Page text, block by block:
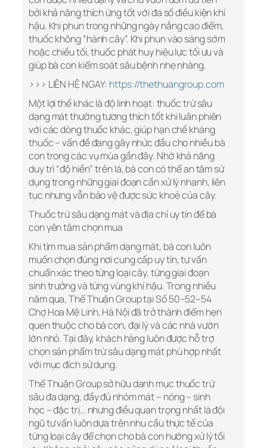
bởi khả năng thích ứng tốt với đa số điều kiện khí
hậu. Khi phun trong những ngày nắng cao điểm,
thuốc không “hành cây”. Khi phun vào sáng sớm
hoặc chiều tối, thuốc phát huy hiệu lực tối ưu và
giúp bà con kiểm soát sâu bệnh nhẹ nhàng.
>>> LIÊN HỆ NGAY: https://thethuangroup.com
Một lợi thế khác là độ linh hoạt: thuốc trừ sâu
dạng mát thường tương thích tốt khi luân phiên
với các dòng thuốc khác, giúp hạn chế kháng
thuốc – vấn đề đang gây nhức đầu cho nhiều bà
con trong các vụ mùa gần đây. Nhờ khả năng
duy trì “độ hiền” trên lá, bà con có thể an tâm sử
dụng trong những giai đoạn cần xử lý nhanh, liên
tục nhưng vẫn bảo vệ được sức khoẻ của cây.
Thuốc trừ sâu dạng mát và địa chỉ uy tín để bà
con yên tâm chọn mua
Khi tìm mua sản phẩm dạng mát, bà con luôn
muốn chọn đúng nơi cung cấp uy tín, tư vấn
chuẩn xác theo từng loại cây, từng giai đoạn
sinh trưởng và từng vùng khí hậu. Trong nhiều
năm qua, Thể Thuận Group tại Số 50–52–54
Chợ Hoa Mê Linh, Hà Nội đã trở thành điểm hẹn
quen thuộc cho bà con, đại lý và các nhà vườn
lớn nhỏ. Tại đây, khách hàng luôn được hỗ trợ
chọn sản phẩm trừ sâu dạng mát phù hợp nhất
với mục đích sử dụng.
Thể Thuận Group sở hữu danh mục thuốc trừ
sâu đa dạng, đầy đủ nhóm mát – nóng – sinh
học – đặc trị… nhưng điều quan trọng nhất là đội
ngũ tư vấn luôn dựa trên nhu cầu thực tế của
từng loại cây để chọn cho bà con hướng xử lý tối